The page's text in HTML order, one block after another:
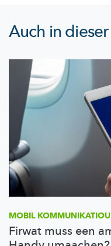
Auch in
MOBIL
Firwat muss een